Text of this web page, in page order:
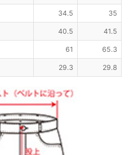
34.5 35
40.5 41.5
61 65.3
29.3 29.8